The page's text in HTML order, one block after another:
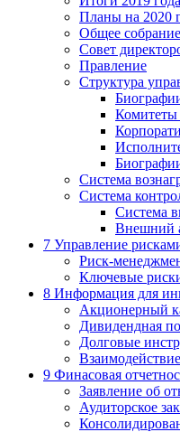
Планы на 2020
Общее
Совет
Правление
Структура
Комитеты
Система
Система
Система
Внешний
7 Управление
Риск-
Ключевые
8 Информация для
Акционерный
Дивидендная
Долговые
9 Финасовая
Заявление об
Аудиторское